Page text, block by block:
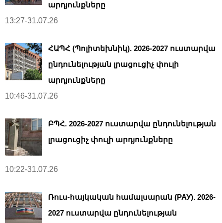
արդյունքները
13:27-31.07.26
ՀԱՊՀ (Պոլիտեխնիկ). 2026-2027 ուստարվա
ընդունելության լրացուցիչ փուլի
արդյունքները
10:46-31.07.26
ԲՊՀ. 2026-2027 ուստարվա ընդունելության
լրացուցիչ փուլի արդյունքները
10:22-31.07.26
Ռուս-հայկական համալսարան (РАУ). 2026-
2027 ուստարվա ընդունելության